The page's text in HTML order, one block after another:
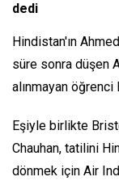
dedi
Hindistan'ın
süre sonra düşen
alınmayan öğrenci
Eşiyle birlikte
Chauhan, tatilini
dönmek için Air